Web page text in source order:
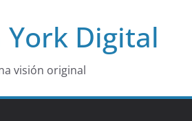
York Digital
visión original